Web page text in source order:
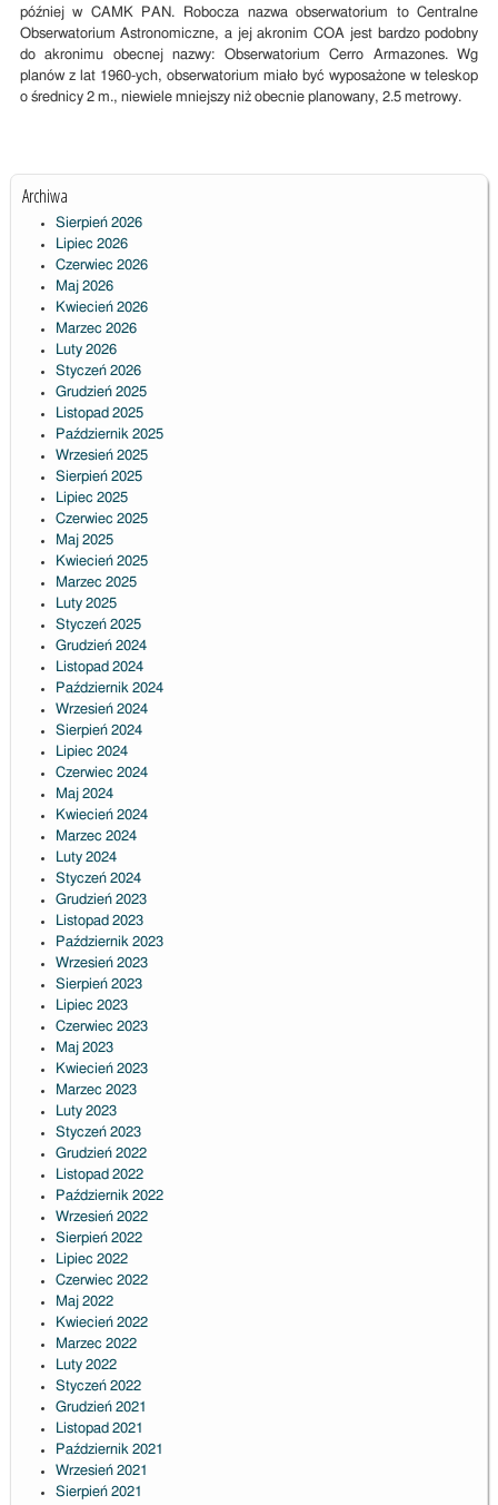
później w CAMK PAN. Robocza nazwa obserwatorium to Centralne
Obserwatorium Astronomiczne, a jej akronim COA jest bardzo podobny
do akronimu obecnej nazwy: Obserwatorium Cerro Armazones. Wg
planów z lat 1960-ych, obserwatorium miało być wyposażone w teleskop
o średnicy 2 m., niewiele mniejszy niż obecnie planowany, 2.5 metrowy.
Archiwa
Sierpień 2026
Lipiec 2026
Czerwiec 2026
Maj 2026
Kwiecień 2026
Marzec 2026
Luty 2026
Styczeń 2026
Grudzień 2025
Listopad 2025
Październik 2025
Wrzesień 2025
Sierpień 2025
Lipiec 2025
Czerwiec 2025
Maj 2025
Kwiecień 2025
Marzec 2025
Luty 2025
Styczeń 2025
Grudzień 2024
Listopad 2024
Październik 2024
Wrzesień 2024
Sierpień 2024
Lipiec 2024
Czerwiec 2024
Maj 2024
Kwiecień 2024
Marzec 2024
Luty 2024
Styczeń 2024
Grudzień 2023
Listopad 2023
Październik 2023
Wrzesień 2023
Sierpień 2023
Lipiec 2023
Czerwiec 2023
Maj 2023
Kwiecień 2023
Marzec 2023
Luty 2023
Styczeń 2023
Grudzień 2022
Listopad 2022
Październik 2022
Wrzesień 2022
Sierpień 2022
Lipiec 2022
Czerwiec 2022
Maj 2022
Kwiecień 2022
Marzec 2022
Luty 2022
Styczeń 2022
Grudzień 2021
Listopad 2021
Październik 2021
Wrzesień 2021
Sierpień 2021